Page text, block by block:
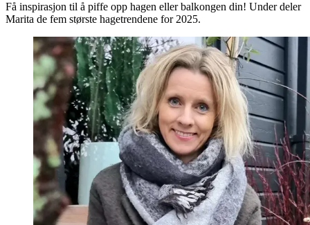
Få inspirasjon til å piffe opp hagen eller balkongen din! Under deler
Marita de fem største hagetrendene for 2025.